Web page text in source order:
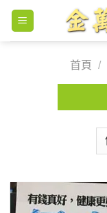
Skip
content
首頁
/